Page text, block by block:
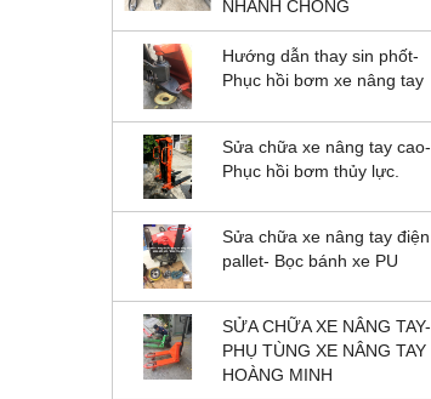
NHANH CHÓNG
Hướng dẫn thay sin phốt-
Phục hồi bơm xe nâng tay
Sửa chữa xe nâng tay cao-
Phục hồi bơm thủy lực.
Sửa chữa xe nâng tay điện
pallet- Bọc bánh xe PU
SỬA CHỮA XE NÂNG TAY-
PHỤ TÙNG XE NÂNG TAY
HOÀNG MINH